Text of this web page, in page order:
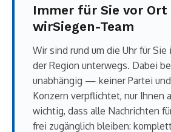
Immer für Sie vor
wirSiegen-Team
Wir sind rund um die Uhr für Sie
der Region unterwegs. Dabei
unabhängig — keiner Partei
Konzern verpflichtet, nur Ihnen
wichtig, dass alle Nachrichten
frei zugänglich bleiben: